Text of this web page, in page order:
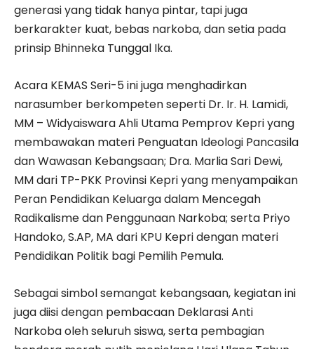
generasi yang tidak hanya pintar, tapi juga
berkarakter kuat, bebas narkoba, dan setia pada
prinsip Bhinneka Tunggal Ika.
Acara KEMAS Seri-5 ini juga menghadirkan
narasumber berkompeten seperti Dr. Ir. H. Lamidi,
MM – Widyaiswara Ahli Utama Pemprov Kepri yang
membawakan materi Penguatan Ideologi Pancasila
dan Wawasan Kebangsaan; Dra. Marlia Sari Dewi,
MM dari TP-PKK Provinsi Kepri yang menyampaikan
Peran Pendidikan Keluarga dalam Mencegah
Radikalisme dan Penggunaan Narkoba; serta Priyo
Handoko, S.AP, MA dari KPU Kepri dengan materi
Pendidikan Politik bagi Pemilih Pemula.
Sebagai simbol semangat kebangsaan, kegiatan ini
juga diisi dengan pembacaan Deklarasi Anti
Narkoba oleh seluruh siswa, serta pembagian